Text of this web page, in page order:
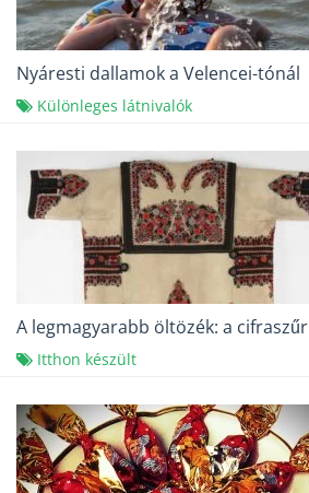
Nyáresti dallamok a Velencei-tónál
Különleges látnivalók
A legmagyarabb öltözék: a cifraszűr
Itthon készült